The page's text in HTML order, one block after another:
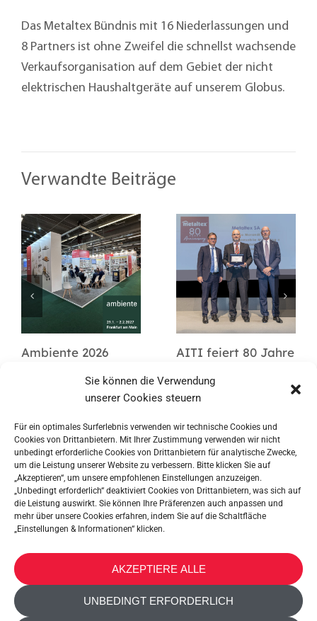
Sie können die Verwendung
unserer Cookies steuern
Für ein optimales Surferlebnis verwenden wir technische Cookies und
Cookies von Drittanbietern. Mit Ihrer Zustimmung verwenden wir nicht
unbedingt erforderliche Cookies von Drittanbietern für analytische Zwecke,
um die Leistung unserer Website zu verbessern. Bitte klicken Sie auf
„Akzeptieren“, um unsere empfohlenen Einstellungen anzuzeigen.
„Unbedingt erforderlich“ deaktiviert Cookies von Drittanbietern, was sich auf
die Leistung auswirkt. Sie können Ihre Präferenzen auch anpassen und
mehr über unsere Cookies erfahren, indem Sie auf die Schaltfläche
„Einstellungen & Informationen“ klicken.
AKZEPTIERE ALLE
UNBEDINGT ERFORDERLICH
Das Metaltex Bündnis mit 16 Niederlassungen und
8 Partners ist ohne Zweifel die schnellst wachsende
Verkaufsorganisation auf dem Gebiet der nicht
elektrischen Haushaltgeräte auf unserem Globus.
Verwandte Beiträge
Ambiente 2026
AITI feiert 80 Jahre
METALTEX SA © 2023 Powered by Ticyweb